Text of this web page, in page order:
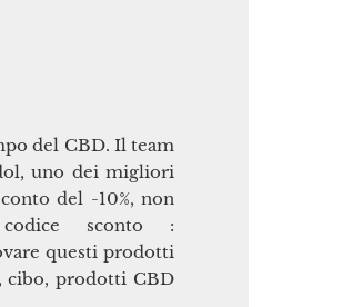
del CBD. Il team
uno dei migliori
del -10%, non
sconto :
questi prodotti
cibo, prodotti CBD